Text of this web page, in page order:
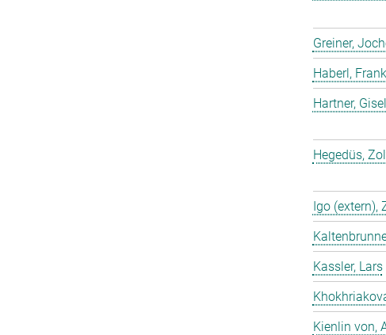
Greiner,
Haberl, Frank
Hartner,
Hegedüs,
Igo (extern),
Kassler, Lars
Kienlin von,